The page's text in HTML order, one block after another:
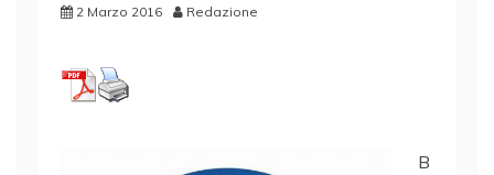
2 Marzo 2016 Redazione
B